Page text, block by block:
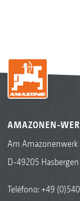
AMAZONEN-
Am
D-49205
Teléfono:+49